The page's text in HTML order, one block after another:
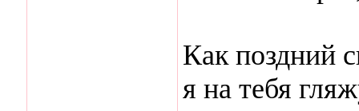
Как поздний
я на тебя